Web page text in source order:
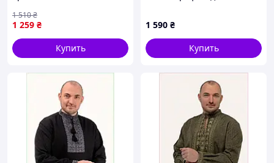
vart)
1 259 ₴
1 510₴
Купить
1 590 ₴
Купить